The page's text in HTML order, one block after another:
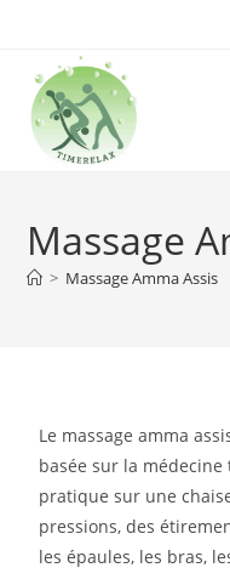
Massage
> Massage Amma Assis
Le massage amma
basée sur la
pratique sur une
pressions, des
les épaules, les bras,